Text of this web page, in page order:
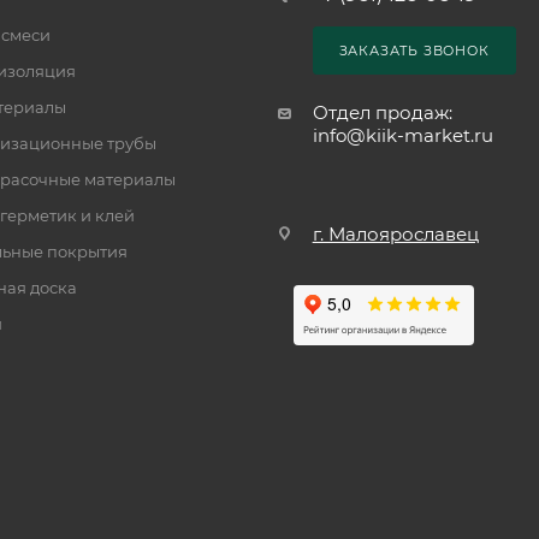
трубы
материалы
и клей
покрытия
доска
ЗАКАЗАТЬ ЗВОНОК
Отдел продаж:
info@kiik-market.ru
г. Малоярославец